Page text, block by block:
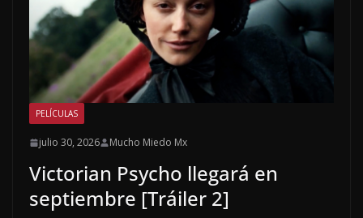
PELÍCULAS
julio 30, 2026 Mucho Miedo Mx
Victorian Psycho llegará en
septiembre [Tráiler 2]